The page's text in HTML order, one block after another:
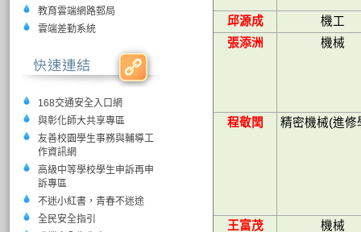
教育雲端網路郵局
雲端差勤系統
168交通安全入口網
與彰化師大共享專區
友善校園學生事務與輔導工
作資訊網
高級中等學校學生申訴再申
訴專區
不迷小紅書，青春不迷途
全民安全指引
邱源成
機工
張添洲
機械
程敬閏 精密機械(進修
王富茂
機械